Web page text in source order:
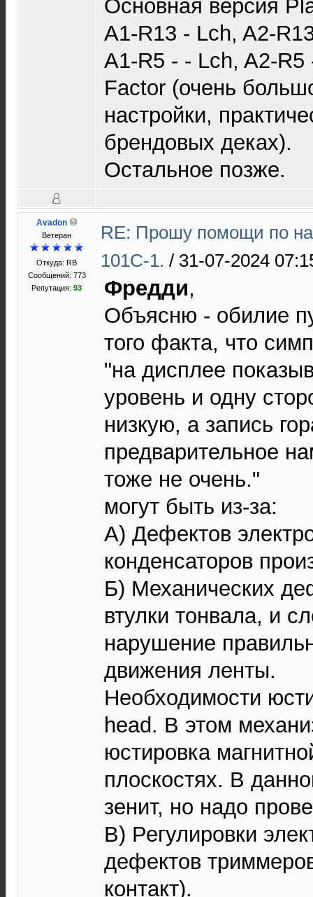
Основная версия
A1-R13 - Lch, A2-
A1-R5 - - Lch, A2-
Factor (очень
настройки,
брендовых деках).
Остальное позже.
Avadon
Ветеран
Откуда: RB
Сообщений: 773
Репутация: 93
RE: Прошу помощи по
101С-1. / 31-07-2024
Фредди,
Объясню - обилие
того факта, что
"на дисплее
уровень и одну
низкую, а запись
предварительное
тоже не очень."
могут быть из-за:
А) Дефектов
конденсаторов
Б) Механических
втулки тонвала, и
нарушение
движения ленты.
Необходимости
head. В этом
юстировка
плоскостях. В
зенит, но надо
В) Регулировки
дефектов
контакт).